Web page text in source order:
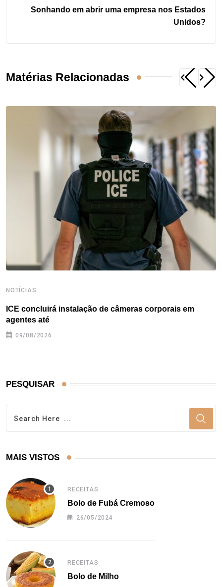
Sonhando em abrir uma empresa nos Estados
Unidos?
Matérias Relacionadas
NOTÍCIAS
ICE concluirá instalação de câmeras corporais em
agentes até
09/08/2026
PESQUISAR
MAIS VISTOS
RECEITAS
Bolo de Fubá Cremoso
26/05/2024
RECEITAS
Bolo de Milho